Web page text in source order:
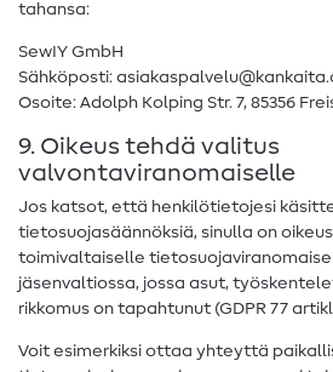
tahansa:
SewIY GmbH
Sähköposti:
Osoite: Adolph Kolping Str. 7, 85356
9. Oikeus tehdä valitus
valvontaviranomaiselle
Jos katsot, että henkilötietojesi
tietosuojasäännöksiä, sinulla on
toimivaltaiselle
jäsenvaltiossa, jossa asut,
rikkomus on tapahtunut (GDPR 77
Voit esimerkiksi ottaa yhteyttä